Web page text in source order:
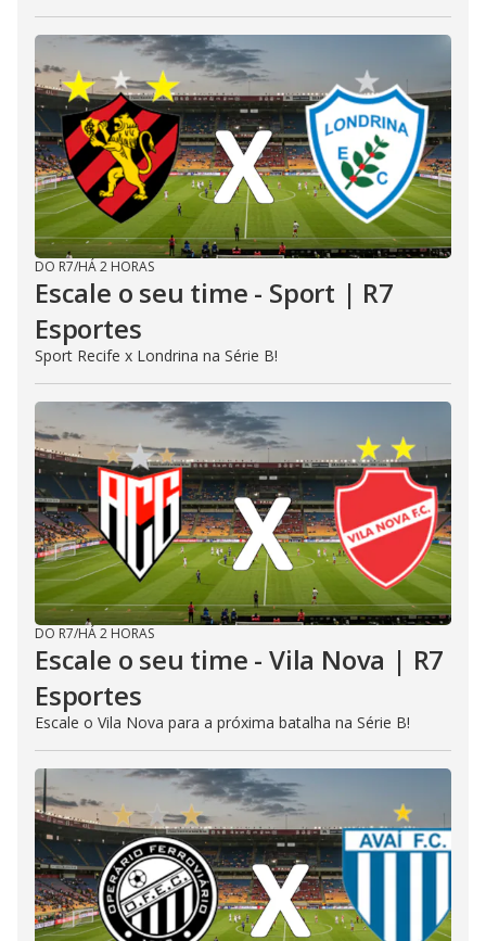
DO R7/HÁ 2 HORAS
Escale o seu time - Sport | R7
Esportes
Sport Recife x Londrina na Série B!
DO R7/HÁ 2 HORAS
Escale o seu time - Vila Nova | R7
Esportes
Escale o Vila Nova para a próxima batalha na Série B!